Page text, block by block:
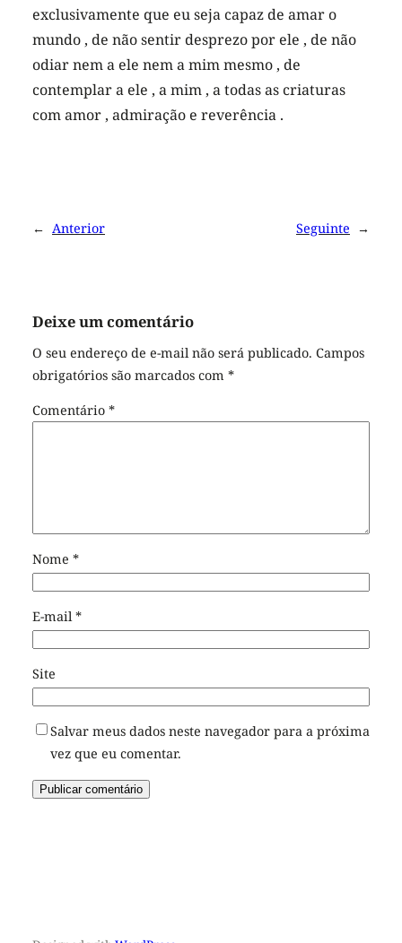
exclusivamente que eu seja capaz de amar o
mundo , de não sentir desprezo por ele , de não
odiar nem a ele nem a mim mesmo , de
contemplar a ele , a mim , a todas as criaturas
com amor , admiração e reverência .
← Anterior Seguinte →
Deixe um comentário
O seu endereço de e-mail não será publicado. Campos
obrigatórios são marcados com *
Comentário *
Nome *
E-mail *
Site
Salvar meus dados neste navegador para a próxima
vez que eu comentar.